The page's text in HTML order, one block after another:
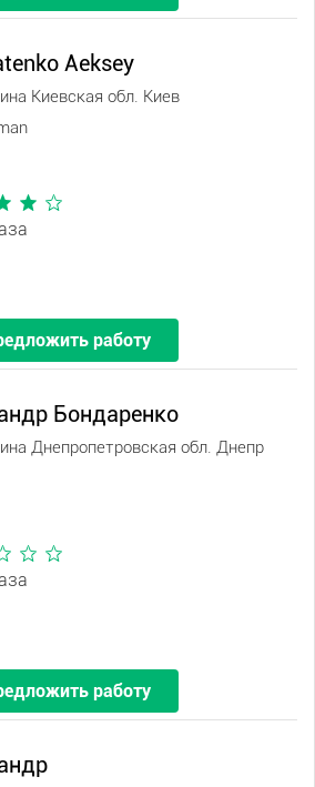
Aeksey
Киевская обл. Киев
работу
Бондаренко
Днепропетровская обл. Днепр
работу